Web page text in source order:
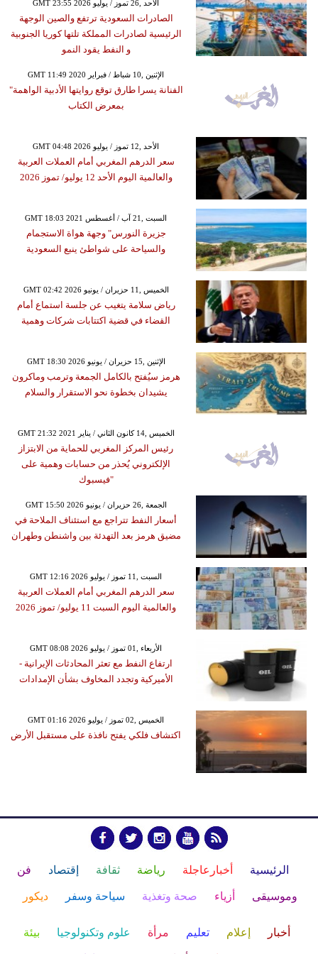
GMT 23:55 2026 الأحد ,26 تموز / يوليو
الصادرات السعودية ترتفع والصين الوجهة
الرئيسية لصادرات المملكة تلتها كوريا الجنوبية
و النفط يقود النمو
GMT 11:49 2020 الإثنين ,10 شباط / فبراير
الفنانة يسرا طارق توقع روايتها الأدبية الواهمة"
بمعرض الكتاب
GMT 04:48 2026 الأحد ,12 تموز / يوليو
سعر الدرهم المغربي أمام العملات العربية
والعالمية اليوم الأحد 12 يوليو/ تموز 2026
GMT 18:03 2021 السبت ,21 آب / أغسطس
جزيرة النورس" وجهة هواة الاستجمام
والسياحة على شواطئ ينبع السعودية
GMT 02:42 2026 الخميس ,11 حزيران / يونيو
رياض سلامة يتغيب عن جلسة استماع أمام
القضاء في قضية اكتتابات شركات وهمية
GMT 18:30 2026 الإثنين ,15 حزيران / يونيو
هرمز سيُفتح بالكامل الجمعة وترمب وماكرون
يشيدان بخطوة نحو الاستقرار والسلام
GMT 21:32 2021 الخميس ,14 كانون الثاني / يناير
رئيس المركز المغربي للحماية من الابتزاز
الإلكتروني يُحذر من حسابات وهمية على
"فيسبوك
GMT 15:50 2026 الجمعة ,26 حزيران / يونيو
أسعار النفط تتراجع مع استئناف الملاحة في
مضيق هرمز بعد التهدئة بين واشنطن وطهران
GMT 12:16 2026 السبت ,11 تموز / يوليو
سعر الدرهم المغربي أمام العملات العربية
والعالمية اليوم السبت 11 يوليو/ تموز 2026
GMT 08:08 2026 الأربعاء ,01 تموز / يوليو
ارتفاع النفط مع تعثر المحادثات الإيرانية -
الأميركية وتجدد المخاوف بشأن الإمدادات
GMT 01:16 2026 الخميس ,02 تموز / يوليو
اكتشاف فلكي يفتح نافذة على مستقبل الأرض
الرئيسية أخبارعاجلة رياضة ثقافة إقتصاد فن
وموسيقى أزياء صحة وتغذية سياحة وسفر ديكور
أخبار إعلام تعليم مرأة علوم وتكنولوجيا بيئة